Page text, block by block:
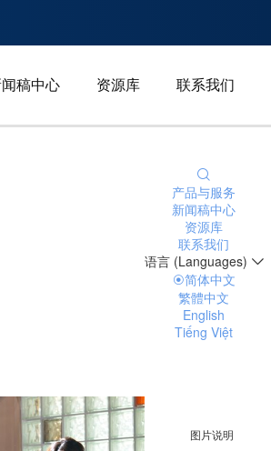
稿中心 资源库 联系我们
产品与服务
新闻稿中心
资源库
联系我们
语言 (Languages)
简体中文
繁體中文
English
Tiếng Việt
图片说明